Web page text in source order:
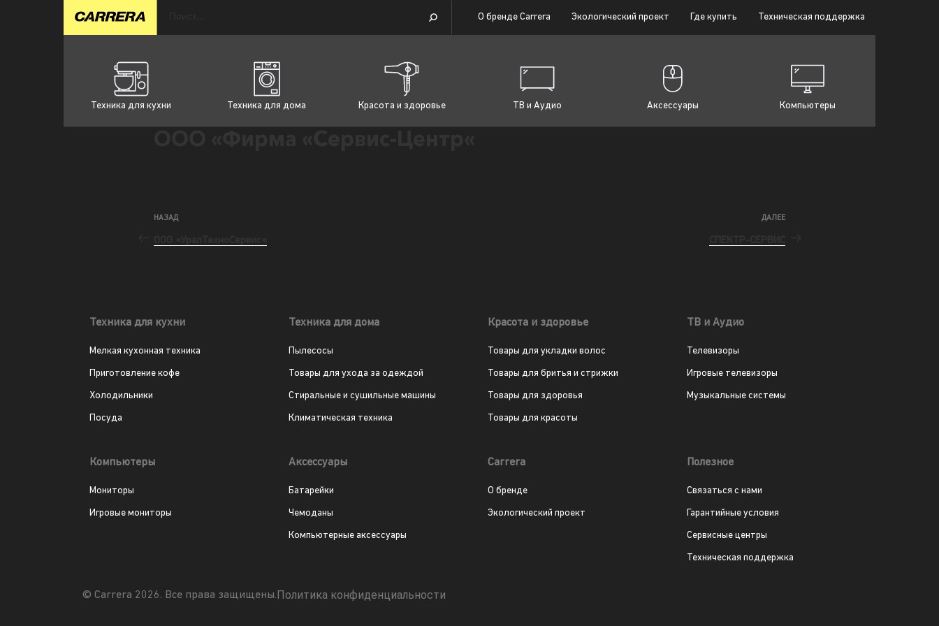
О бренде Carrera Экологический проект Где купить Техническая поддержка
Техника для кухни Техника для дома Красота и здоровье ТВ и Аудио Аксессуары Компьютеры
НАЗАД ДАЛЕЕ
Техника для кухни
Мелкая кухонная техника
Приготовление кофе
Холодильники
Посуда
Техника для дома
Пылесосы
Товары для ухода за одеждой
Стиральные и сушильные машины
Климатическая техника
Красота и здоровье
Товары для укладки волос
Товары для бритья и стрижки
Товары для здоровья
Товары для красоты
ТВ и Аудио
Телевизоры
Игровые телевизоры
Музыкальные системы
Компьютеры
Мониторы
Игровые мониторы
Аксессуары
Батарейки
Чемоданы
Компьютерные аксессуары
Carrera
О бренде
Экологический проект
Полезное
Связаться с нами
Гарантийные условия
Сервисные центры
Техническая поддержка
© Carrera 2026. Все права защищены.Политика конфиденциальности